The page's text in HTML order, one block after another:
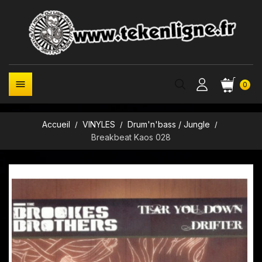
0

Accueil VINYLES
Drum'n'bass / Jungle
Breakbeat Kaos 028